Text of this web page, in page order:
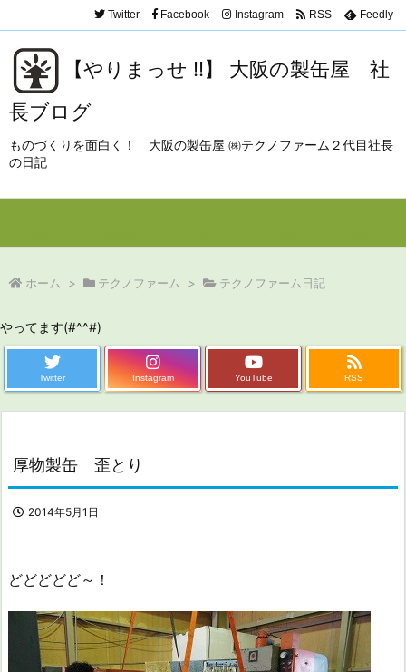
【やりまっせ !!】 大阪の製缶屋 社
長ブログ
ものづくりを面白く！ 大阪の製缶屋 ㈱テクノファーム２代目社長
の日記
Twitter Facebook Instagram RSS Feedly
ホーム > テクノファーム > テクノファーム日記
やってます(#^^#)
Twitter Instagram YouTube RSS
厚物製缶 歪とり
2014年5月1日
どどどどど～！